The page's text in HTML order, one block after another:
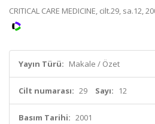
CRITICAL CARE MEDICINE, cilt.29, sa.12,
Yayın Türü: Makale / Özet
Cilt numarası: 29 Sayı: 12
Basım Tarihi: 2001